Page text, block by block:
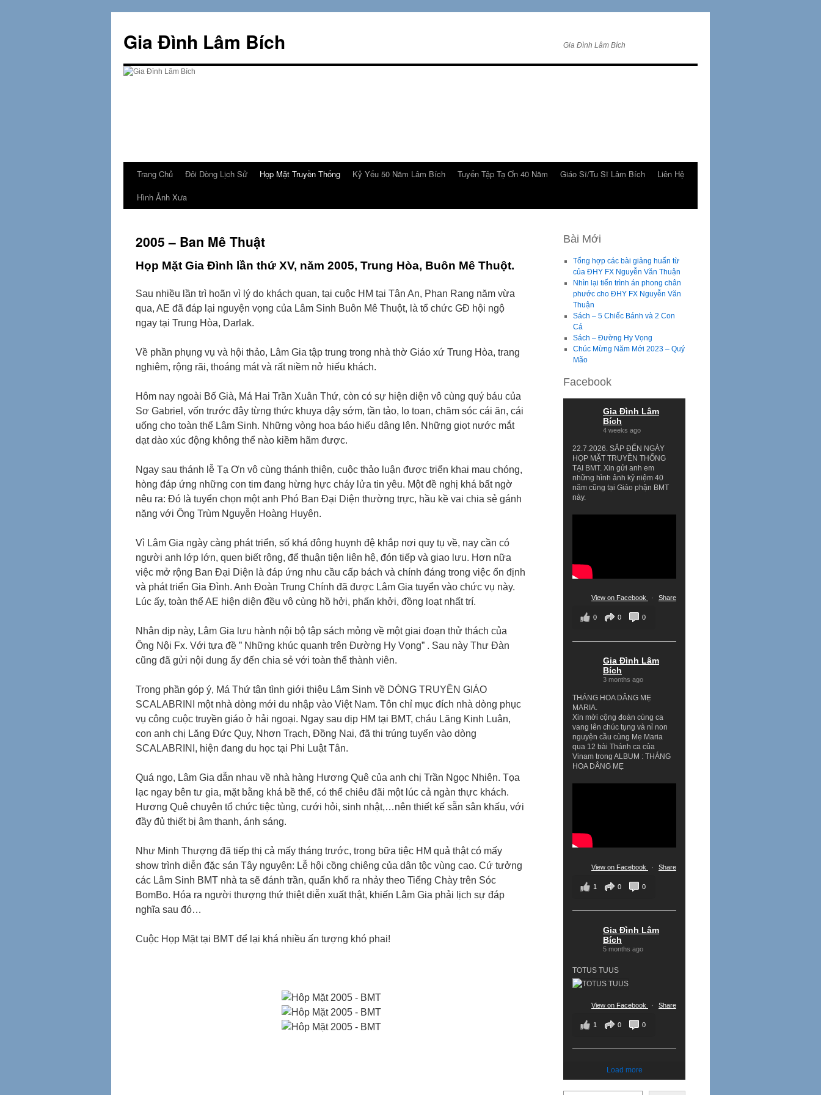
content
Gia Đình Lâm Bích Gia Đình Lâm Bích
Trang Chủ Đôi Dòng Lịch Sử Họp Mặt Truyền Thống Kỷ Yếu 50 Năm Lâm Bích Tuyển Tập Tạ Ơn 40 Năm Giáo Sĩ/Tu Sĩ Lâm Bích
Liên Hệ
Hình Ảnh Xưa
2005 – Ban Mê Thuật
Họp Mặt Gia Đình lần thứ XV, năm 2005, Trung Hòa, Buôn Mê Thuột.
Sau nhiều lần trì hoãn vì lý do khách quan, tại cuộc HM tại Tân An, Phan Rang năm vừa
qua, AE đã đáp lại nguyện vọng của Lâm Sinh Buôn Mê Thuột, là tổ chức GĐ hội ngộ
ngay tại Trung Hòa, Darlak.
Về phần phụng vụ và hội thảo, Lâm Gia tập trung trong nhà thờ Giáo xứ Trung Hòa, trang
nghiêm, rộng rãi, thoáng mát và rất niềm nở hiếu khách.
Hôm nay ngoài Bố Già, Má Hai Trần Xuân Thứ, còn có sự hiện diện vô cùng quý báu của
Sơ Gabriel, vốn trước đây từng thức khuya dậy sớm, tần tảo, lo toan, chăm sóc cái ăn, cái
uống cho toàn thể Lâm Sinh. Những vòng hoa báo hiếu dâng lên. Những giọt nước mắt
dạt dào xúc động không thể nào kiềm hãm được.
Ngay sau thánh lễ Tạ Ơn vô cùng thánh thiện, cuộc thảo luận được triển khai mau chóng,
hòng đáp ứng những con tim đang hừng hực cháy lửa tin yêu. Một đề nghị khá bất ngờ
nêu ra: Đó là tuyển chọn một anh Phó Ban Đại Diện thường trực, hầu kề vai chia sẻ gánh
nặng với Ông Trùm Nguyễn Hoàng Huyên.
Vì Lâm Gia ngày càng phát triển, số khá đông huynh đệ khắp nơi quy tụ về, nay cần có
người anh lớp lớn, quen biết rộng, để thuận tiện liên hệ, đón tiếp và giao lưu. Hơn nữa
việc mở rộng Ban Đại Diện là đáp ứng nhu cầu cấp bách và chính đáng trong việc ổn định
và phát triển Gia Đình. Anh Đoàn Trung Chính đã được Lâm Gia tuyển vào chức vụ này.
Lúc ấy, toàn thể AE hiện diện đều vô cùng hồ hởi, phấn khởi, đồng loạt nhất trí.
Nhân dịp này, Lâm Gia lưu hành nội bộ tập sách mỏng về một giai đoạn thử thách của
Ông Nội Fx. Với tựa đề ” Những khúc quanh trên Đường Hy Vọng” . Sau này Thư Đàn
cũng đã gửi nội dung ấy đến chia sẻ với toàn thể thành viên.
Trong phần góp ý, Má Thứ tận tình giới thiệu Lâm Sinh về DÒNG TRUYỀN GIÁO
SCALABRINI một nhà dòng mới du nhập vào Việt Nam. Tôn chỉ mục đích nhà dòng phục
vụ công cuộc truyền giáo ở hải ngoại. Ngay sau dịp HM tại BMT, cháu Lăng Kinh Luân,
con anh chị Lăng Đức Quy, Nhơn Trạch, Đồng Nai, đã thi trúng tuyển vào dòng
SCALABRINI, hiện đang du học tại Phi Luật Tân.
Quá ngọ, Lâm Gia dẫn nhau về nhà hàng Hương Quê của anh chị Trần Ngọc Nhiên. Tọa
lạc ngay bên tư gia, mặt bằng khá bề thế, có thể chiêu đãi một lúc cả ngàn thực khách.
Hương Quê chuyên tổ chức tiệc tùng, cưới hỏi, sinh nhật,…nên thiết kế sẵn sân khấu, với
đầy đủ thiết bị âm thanh, ánh sáng.
Như Minh Thượng đã tiếp thị cả mấy tháng trước, trong bữa tiệc HM quả thật có mấy
show trình diễn đặc sán Tây nguyên: Lễ hội cồng chiêng của dân tộc vùng cao. Cứ tưởng
các Lâm Sinh BMT nhà ta sẽ đánh trần, quấn khố ra nhảy theo Tiếng Chày trên Sóc
BomBo. Hóa ra người thượng thứ thiệt diễn xuất thật, khiến Lâm Gia phải lịch sự đáp
nghĩa sau đó…
Cuộc Họp Mặt tại BMT để lại khá nhiều ấn tượng khó phai!
Bài Mới
Tổng hợp các bài giảng huấn từ
của ĐHY FX Nguyễn Văn Thuận
Nhìn lại tiến trình án phong chân
phước cho ĐHY FX Nguyễn Văn
Thuận
Sách – 5 Chiếc Bánh và 2 Con
Cá
Sách – Đường Hy Vọng
Chúc Mừng Năm Mới 2023 – Quý
Mão
Facebook
Gia Đình Lâm
Bích
4 weeks ago
22.7.2026. SẮP ĐẾN NGÀY
HỌP MẶT TRUYỀN THỐNG
TẠI BMT. Xin gửi anh em
những hình ảnh kỷ niệm 40
năm cũng tại Giáo phận BMT
này.
View on Facebook · Share
0 0 0
Gia Đình Lâm
Bích
3 months ago
THÁNG HOA DÂNG MẸ
MARIA.
Xin mời cộng đoàn cùng ca
vang lên chúc tụng và nỉ non
nguyện cầu cùng Mẹ Maria
qua 12 bài Thánh ca của
Vinam trong ALBUM : THÁNG
HOA DÂNG MẸ
View on Facebook · Share
1 0 0
Gia Đình Lâm
Bích
5 months ago
TOTUS TUUS
View on Facebook · Share
1 0 0
Load more